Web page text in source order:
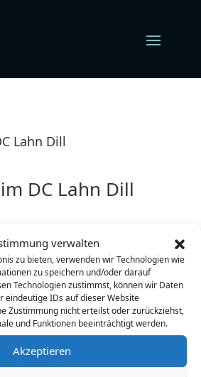
verwalten
zu bieten, verwenden wir Technologien wie
zu speichern und/oder darauf
Technologien zustimmst, können wir Daten
eindeutige IDs auf dieser Website
Zustimmung nicht erteilst oder zurückziehst,
und Funktionen beeinträchtigt werden.
Akzeptieren
Lahn Dill
DC Lahn Dill
Uhr
Weber
for-you-weber.de